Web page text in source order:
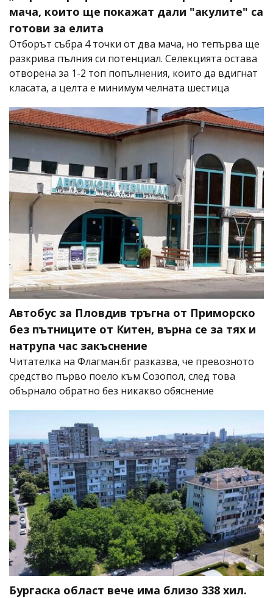
мача, които ще покажат дали "акулите" са
готови за елита
Отборът събра 4 точки от два мача, но тепърва ще
разкрива пълния си потенциал. Селекцията остава
отворена за 1-2 топ попълнения, които да вдигнат
класата, а целта е минимум челната шестица
Автобус за Пловдив тръгна от Приморско
без пътниците от Китен, върна се за тях и
натрупа час закъснение
Читателка на Флагман.бг разказва, че превозното
средство първо поело към Созопол, след това
обърнало обратно без никакво обяснение
Бургаска област вече има близо 338 хил.